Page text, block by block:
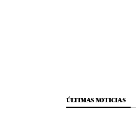
ÚLTIMAS NOTICIAS